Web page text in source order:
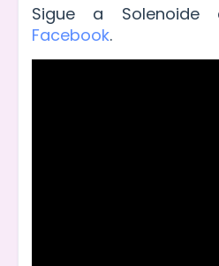
Sigue a Solenoide
Facebook.